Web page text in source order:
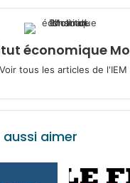
économique
Voir tous les articles de l'IEM
aimer